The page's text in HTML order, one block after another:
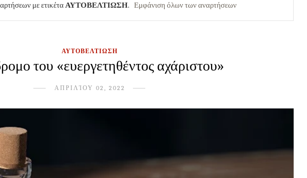
με ετικέταΑΥΤΟΒΕΛΤΙΩΣΗ. Εμφάνιση όλων των αναρτήσεων
ΑΥΤΟΒΕΛΤΙΩΣΗ
του «ευεργετηθέντος αχάριστου»
ΑΠΡΙΛΊΟΥ 02, 2022